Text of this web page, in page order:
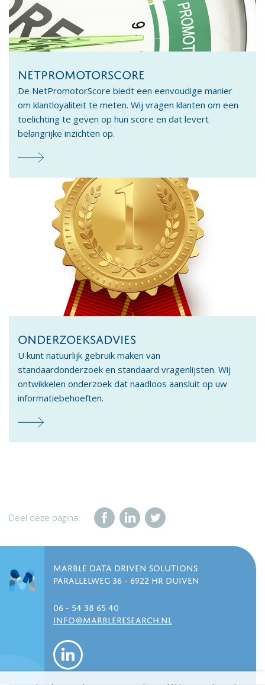
NETPROMOTORSCORE
De NetPromotorScore biedt een eenvoudige manier
om klantloyaliteit te meten. Wij vragen klanten om een
toelichting te geven op hun score en dat levert
belangrijke inzichten op.
ONDERZOEKSADVIES
U kunt natuurlijk gebruik maken van
standaardonderzoek en standaard vragenlijsten. Wij
ontwikkelen onderzoek dat naadloos aansluit op uw
informatiebehoeften.
Deel deze pagina:
MARBLE DATA DRIVEN SOLUTIONS
PARALLELWEG 36 - 6922 HR DUIVEN
06 - 54 38 65 40
INFO@MARBLERESEARCH.NL